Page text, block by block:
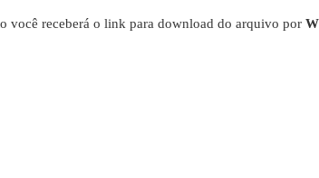
você receberá o link para download do arquivo por